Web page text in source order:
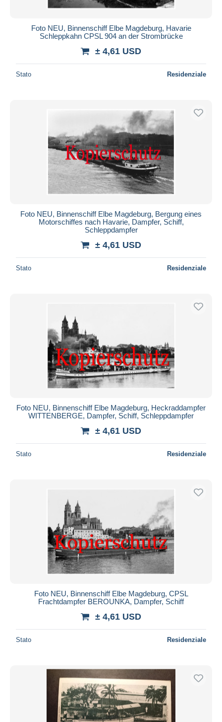
Foto NEU, Binnenschiff Elbe Magdeburg, Havarie
Schleppkahn CPSL 904 an der Strombrücke
± 4,61 USD
Stato Residenziale
Foto NEU, Binnenschiff Elbe Magdeburg, Bergung eines
Motorschiffes nach Havarie, Dampfer, Schiff,
Schleppdampfer
± 4,61 USD
Stato Residenziale
Foto NEU, Binnenschiff Elbe Magdeburg, Heckraddampfer
WITTENBERGE, Dampfer, Schiff, Schleppdampfer
± 4,61 USD
Stato Residenziale
Foto NEU, Binnenschiff Elbe Magdeburg, CPSL
Frachtdampfer BEROUNKA, Dampfer, Schiff
± 4,61 USD
Stato Residenziale